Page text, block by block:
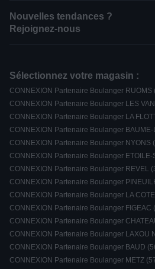
Nouvelles tendances ?
Rejoignez-nous
Sélectionnez votre magasin :
CONNEXION Partenaire Boulanger RUOMS
CONNEXION Partenaire Boulanger LES
CONNEXION Partenaire Boulanger LA
CONNEXION Partenaire Boulanger
CONNEXION Partenaire Boulanger NYONS
CONNEXION Partenaire Boulanger ETOILE-
CONNEXION Partenaire Boulanger REVEL
CONNEXION Partenaire Boulanger
CONNEXION Partenaire Boulanger LA
CONNEXION Partenaire Boulanger FIGEAC
CONNEXION Partenaire Boulanger
CONNEXION Partenaire Boulanger LAXOU
CONNEXION Partenaire Boulanger BAUD
CONNEXION Partenaire Boulanger METZ